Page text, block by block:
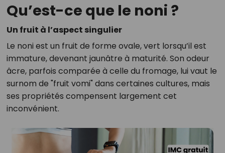
Qu’est-ce que le noni ?
Un fruit à l’aspect singulier
Le noni est un fruit de forme ovale, vert lorsqu’il est
immature, devenant jaunâtre à maturité. Son odeur
âcre, parfois comparée à celle du fromage, lui vaut le
surnom de "fruit vomi" dans certaines cultures, mais
ses propriétés compensent largement cet
inconvénient.